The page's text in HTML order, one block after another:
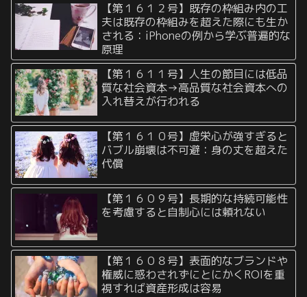
【第１６１２号】既存の枠組み内の工
夫は既存の枠組みを超えた際にも生か
される：iPhoneの例から学ぶ普遍的な
原理
【第１６１１号】人生の節目には低品
質な社会資本→高品質な社会資本への
入れ替えが行われる
【第１６１０号】虚栄心が強すぎると
バブル崩壊は不可避：身の丈を超えた
代償
【第１６０９号】長期的な持続可能性
を考慮すると自制心には頼れない
【第１６０８号】表面的なブランドや
権威に惑わされずにとにかくROIを重
視すれば資産形成は容易